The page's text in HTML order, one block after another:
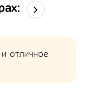
отличное